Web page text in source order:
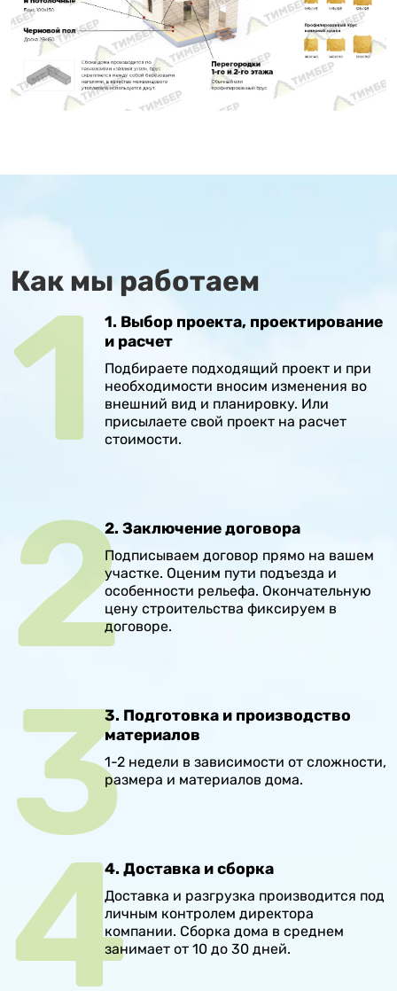
Как мы работаем
1. Выбор проекта, проектирование
и расчет
Подбираете подходящий проект и при
необходимости вносим изменения во
внешний вид и планировку. Или
присылаете свой проект на расчет
стоимости.
2. Заключение договора
Подписываем договор прямо на вашем
участке. Оценим пути подъезда и
особенности рельефа. Окончательную
цену строительства фиксируем в
договоре.
3. Подготовка и производство
материалов
1-2 недели в зависимости от сложности,
размера и материалов дома.
4. Доставка и сборка
Доставка и разгрузка производится под
личным контролем директора
компании. Сборка дома в среднем
занимает от 10 до 30 дней.